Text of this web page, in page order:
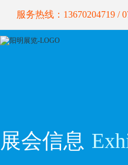
服务热线：13670204719 /
展会信息